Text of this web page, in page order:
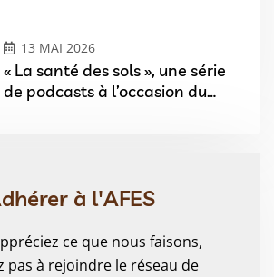
13 MAI 2026
« La santé des sols », une série
de podcasts à l’occasion du
à l'AFES
ce que nous faisons,
pas à rejoindre le réseau de